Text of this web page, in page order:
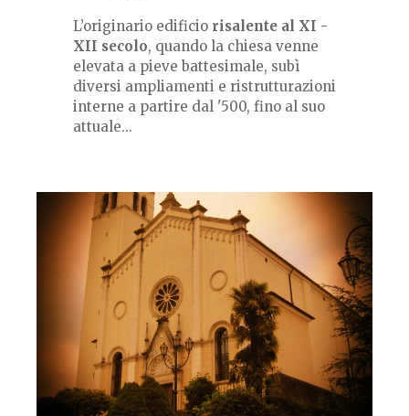
L’originario edificio risalente al XI -
XII secolo, quando la chiesa venne
elevata a pieve battesimale, subì
diversi ampliamenti e ristrutturazioni
interne a partire dal '500, fino al suo
attuale...